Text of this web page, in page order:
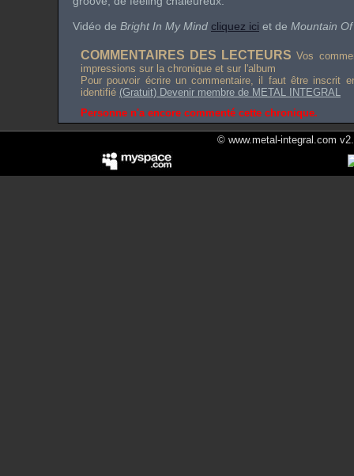
Vidéo de Bright In My Mind cliquez ici et de Mountain
COMMENTAIRES DES LECTEURS Vos
impressions sur la chronique et sur l'album
Pour pouvoir écrire un commentaire, il faut être inscrit
identifié (Gratuit) Devenir membre de METAL INTEGRAL
Personne n'a encore commenté cette chronique.
© www.metal-integral.com